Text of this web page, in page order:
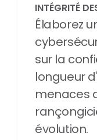
INTÉGRITÉ
Élaborez
sur la
longueur
menaces
évolution.